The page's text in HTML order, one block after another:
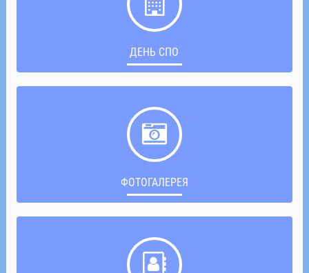
ДЕНЬ СПО
ФОТОГАЛЕРЕЯ